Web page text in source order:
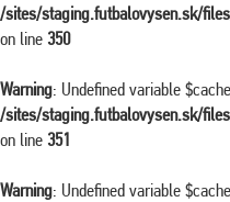
/sites/staging.futbalovysen.sk/
on line 350
Warning: Undefined variable
/sites/staging.futbalovysen.sk/
on line 351
Warning: Undefined variable